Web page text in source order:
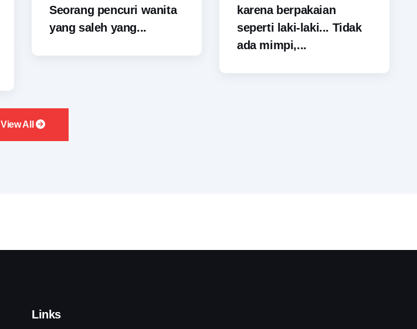
Seorang pencuri wanita
yang saleh yang...
karena berpakaian
seperti laki-laki... Tidak
ada mimpi,...
View All
Links